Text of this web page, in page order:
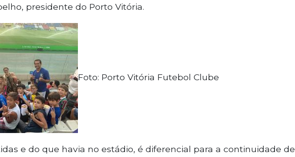
presidente do Porto Vitória.
Foto: Porto Vitória Futebol Clube
e do que havia no estádio, é diferencial para a continuidade de